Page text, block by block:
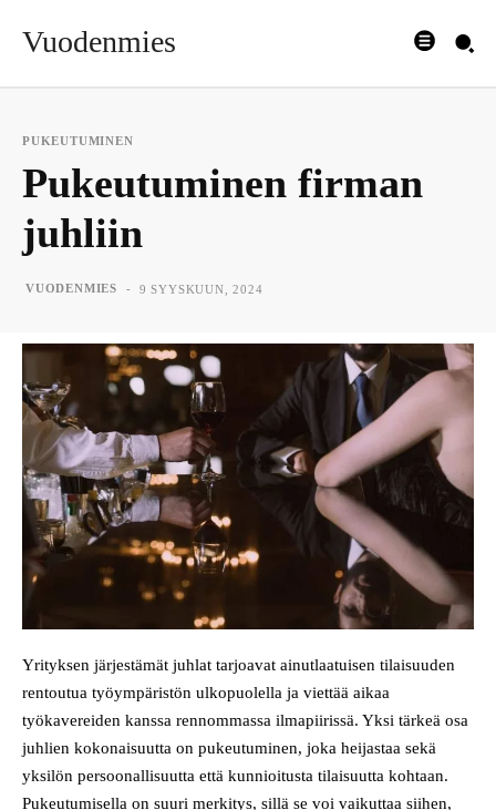
Vuodenmies
PUKEUTUMINEN
Pukeutuminen firman
juhliin
VUODENMIES - 9 SYYSKUUN, 2024
Yrityksen järjestämät juhlat tarjoavat ainutlaatuisen tilaisuuden
rentoutua työympäristön ulkopuolella ja viettää aikaa
työkavereiden kanssa rennommassa ilmapiirissä. Yksi tärkeä osa
juhlien kokonaisuutta on pukeutuminen, joka heijastaa sekä
yksilön persoonallisuutta että kunnioitusta tilaisuutta kohtaan.
Pukeutumisella on suuri merkitys, sillä se voi vaikuttaa siihen,